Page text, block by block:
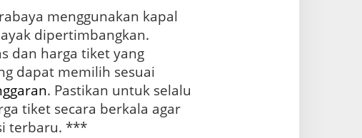
menggunakan kapal
dipertimbangkan.
dan harga tiket yang
dapat memilih sesuai
. Pastikan untuk selalu
tiket secara berkala agar
terbaru. ***